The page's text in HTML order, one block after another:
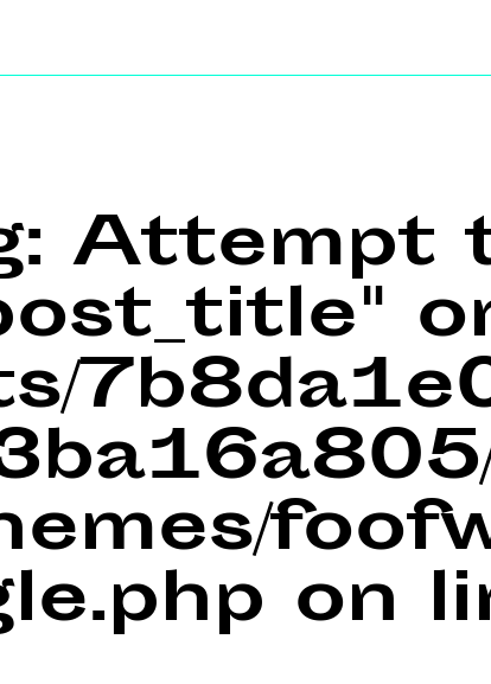
: Attempt
on